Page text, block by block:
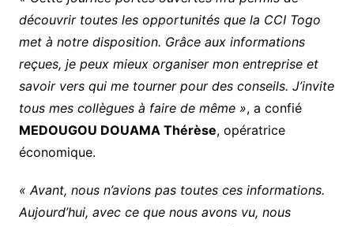
découvrir toutes les opportunités que la CCI Togo
met à notre disposition. Grâce aux informations
reçues, je peux mieux organiser mon entreprise et
savoir vers qui me tourner pour des conseils. J’invite
tous mes collègues à faire de même », a confié
MEDOUGOU DOUAMA Thérèse, opératrice
économique.
« Avant, nous n’avions pas toutes ces informations.
Aujourd’hui, avec ce que nous avons vu, nous